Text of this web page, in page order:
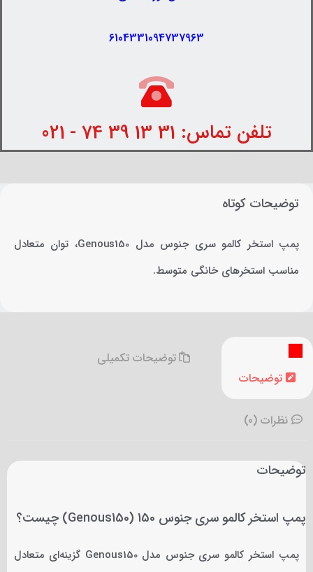
6104331094737963
تلفن تماس: 31 13 39 74 - 021
توضیحات کوتاه
پمپ استخر کالمو سری جنوس مدل Genous150، توان متعادل
مناسب استخرهای خانگی متوسط.
توضیحات
توضیحات تکمیلی
نظرات (0)
توضیحات
پمپ استخر کالمو سری جنوس 150 (Genous150) چیست؟
پمپ استخر کالمو سری جنوس مدل Genous150 گزینه‌ای متعادل